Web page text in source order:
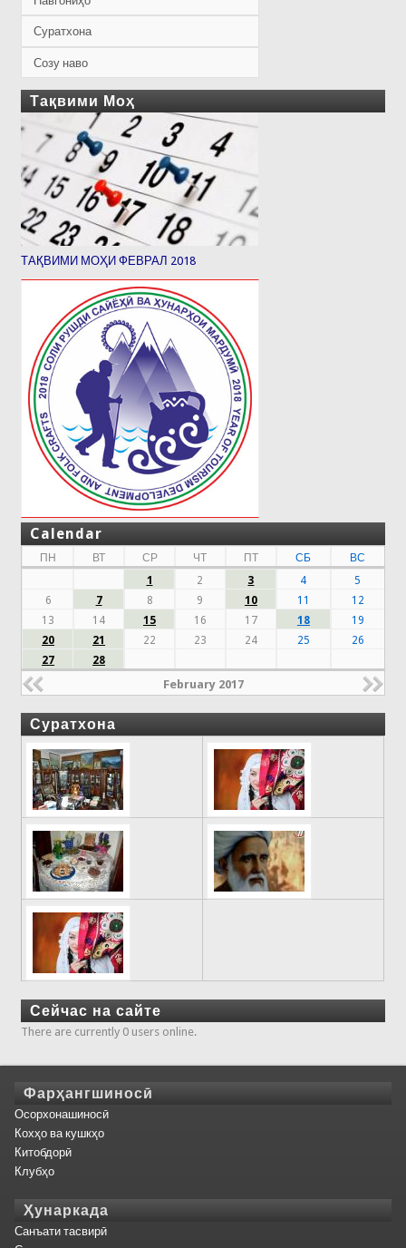
Суратхона
Созу наво
Тақвими Моҳ
ТАҚВИМИ МОҲИ ФЕВРАЛ 2018
Calendar
ПН ВТ СР ЧТ ПТ СБ
ВС
1
2 3 4
5
6
7 8 9 10 11
12
13
14 15 16 17 18
19
20
21 22 23 24 25
26
27
28
February 2017
Суратхона
Сейчас на сайте
There are currently 0 users online.
Фарҳангшиносӣ
Осорхонашиносӣ
Кохҳо ва кушкҳо
Китобдорӣ
Клубҳо
Ҳунаркада
Санъати тасвирӣ